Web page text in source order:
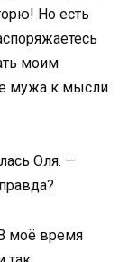
Но есть
моим
мужа к мысли
Оля. —
моё время